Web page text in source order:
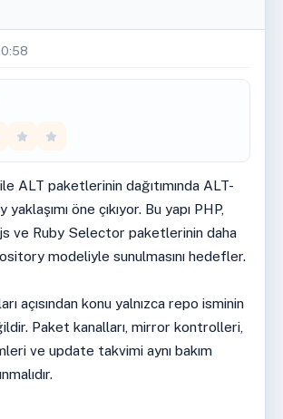
ALT paketlerinin dağıtımında ALT-
öne çıkıyor. Bu yapı PHP,
ve Ruby Selector paketlerinin daha
modeliyle sunulmasını hedefler.
açısından konu yalnızca repo isminin
Paket kanalları, mirror kontrolleri,
ve update takvimi aynı bakım